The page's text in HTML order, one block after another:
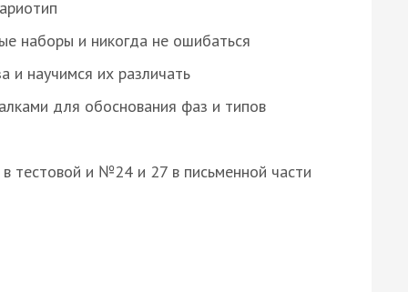
наборы и никогда не ошибаться
и научимся их различать
для обоснования фаз и типов
тестовой и №24 и 27 в письменной части